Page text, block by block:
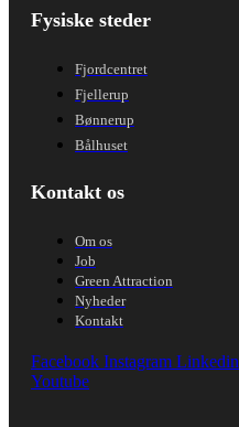
Fysiske steder
Fjordcentret
Fjellerup
Bønnerup
Bålhuset
Kontakt os
Om os
Job
Green Attraction
Nyheder
Kontakt
Facebook Instagram Linkedin
Youtube